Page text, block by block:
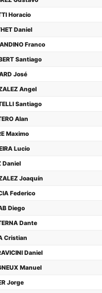
Horacio
Daniel
Franco
Santiago
José
Angel
Santiago
Alan
Maximo
Lucio
Daniel
Joaquín
Federico
Diego
Dante
Cristian
Daniel
Manuel
Jorge